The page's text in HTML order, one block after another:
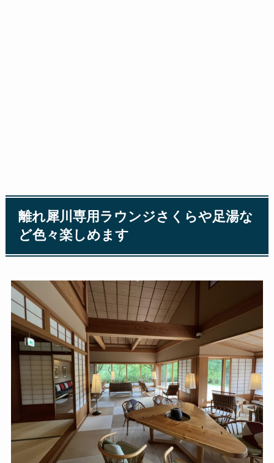
離れ犀川専用ラウンジさくらや足湯な
ど色々楽しめます